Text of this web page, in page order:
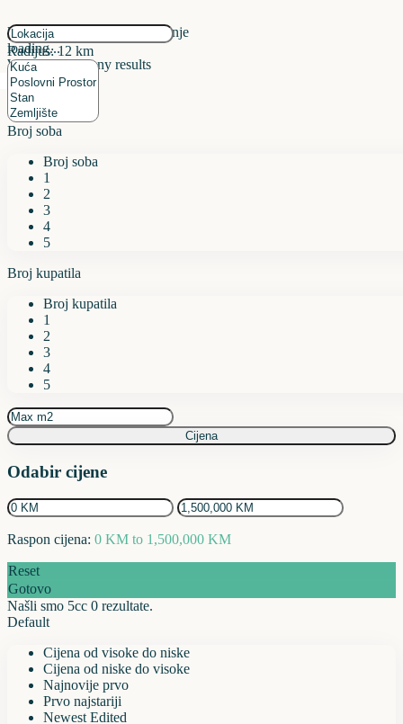
kliknite da omogućite zumiranje
loading...
We didn't find any results
Radijus:12 km
Broj soba
Broj soba
1
2
3
4
5
Broj kupatila
Broj kupatila
1
2
3
4
5
Cijena
Odabir cijene
Raspon cijena: 0 KM to 1,500,000 KM
Reset
Gotovo
Našli smo 5cc 0 rezultate.
Default
Cijena od visoke do niske
Cijena od niske do visoke
Najnovije prvo
Prvo najstariji
Newest Edited